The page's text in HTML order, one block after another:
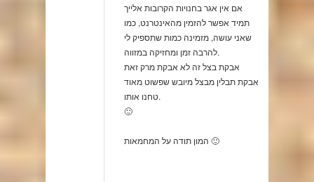
אם אין אגר בחנויות הקרובות אלייך
תמיד אפשר להזמין מהאינטרנט, כמו
שאני עושה, מזמינה כמות שתספיק לי
להרבה זמן ומחזיקה במזווה.
אבקת בצל זה לא אבקת מרק זאת
אבקת תבלין מבצל מיובש שפשוט מאוד
טחנו אותו.
🙂
המון תודה על המחמאות 🙂